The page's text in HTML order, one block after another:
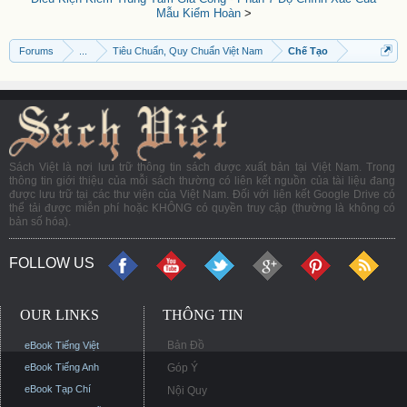
Mẫu Kiểm Hoàn>
Forums Tiêu Chuẩn, Quy Chuẩn Việt Nam Chế Tạo
Sách Việt là nơi lưu trữ thông tin sách được xuất bản tại Việt Nam. Trong
thông tin giới thiệu của mỗi sách thường có liên kết nguồn của tài liệu đang
được lưu trữ tại các thư viện của Việt Nam. Đối với liên kết Google Drive có
thể tải được miễn phí hoặc KHÔNG có quyền truy cập (thường là không có
bản số hóa).
FOLLOW US
OUR LINKS
eBook Tiếng Việt
eBook Tiếng Anh
eBook Tạp Chí
THÔNG TIN
Bản Đồ
Góp Ý
Nội Quy